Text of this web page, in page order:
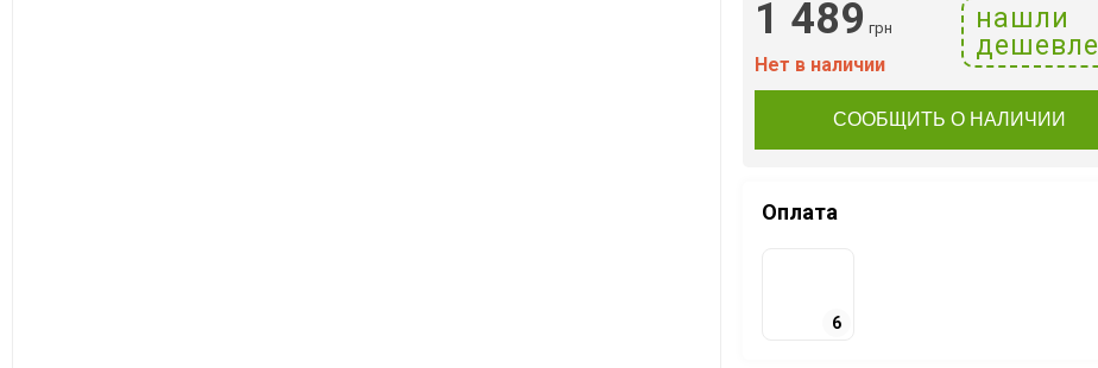
1 489 грн
нашли
дешевле
Нет в наличии
СООБЩИТЬ О НАЛИЧИИ
Оплата
6